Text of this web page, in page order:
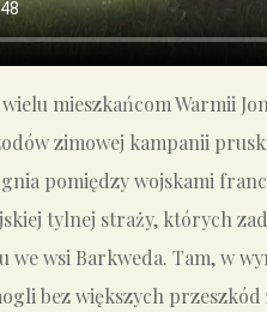
wielu mieszkańcom Warmii
zimowej kampanii
pomiędzy wojskami
tylnej straży, których
we wsi Barkweda. Tam, w
bez większych